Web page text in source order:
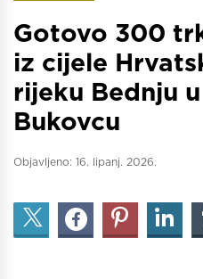
Gotovo 300
iz cijele
rijeku Bednju
Bukovcu
Objavljeno: 16. lipanj. 2026.